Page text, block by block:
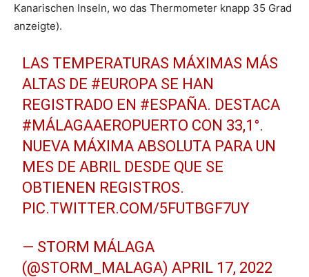
Kanarischen Inseln, wo das Thermometer knapp 35 Grad
anzeigte).
LAS TEMPERATURAS MÁXIMAS MÁS
ALTAS DE #EUROPA SE HAN
REGISTRADO EN #ESPAÑA. DESTACA
#MÁLAGAAEROPUERTO CON 33,1°.
NUEVA MÁXIMA ABSOLUTA PARA UN
MES DE ABRIL DESDE QUE SE
OBTIENEN REGISTROS.
PIC.TWITTER.COM/5FUTBGF7UY
— STORM MÁLAGA
(@STORM_MALAGA)APRIL 17, 2022